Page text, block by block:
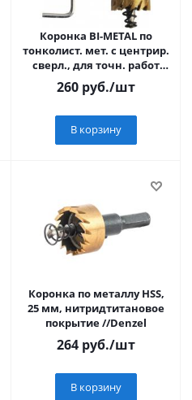
Коронка BI-METAL по
тонколист. мет. с центрир.
сверл., для точн. работ
Sturm! 1090-S04-BI-22
260 руб./шт
В корзину
Коронка по металлу HSS,
25 мм, нитридтитановое
покрытие //Denzel
264 руб./шт
В корзину